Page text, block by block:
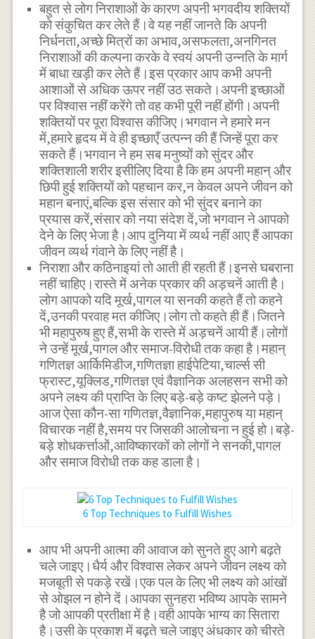
बहुत से लोग निराशाओं के कारण अपनी भगवदीय शक्तियों
को संकुचित कर लेते हैं।वे यह नहीं जानते कि अपनी
निर्धनता,अच्छे मित्रों का अभाव,असफलता,अनगिनत
निराशाओं की कल्पना करके वे स्वयं अपनी उन्नति के मार्ग
में बाधा खड़ी कर लेते हैं।इस प्रकार आप कभी अपनी
आशाओं से अधिक ऊपर नहीं उठ सकते।अपनी इच्छाओं
पर विश्वास नहीं करेंगे तो वह कभी पूरी नहीं होंगी।अपनी
शक्तियों पर पूरा विश्वास कीजिए।भगवान ने हमारे मन
में,हमारे हृदय में वे ही इच्छाएँ उत्पन्न की हैं जिन्हें पूरा कर
सकते हैं।भगवान ने हम सब मनुष्यों को सुंदर और
शक्तिशाली शरीर इसीलिए दिया है कि हम अपनी महान् और
छिपी हुई शक्तियों को पहचान कर,न केवल अपने जीवन को
महान बनाएं,बल्कि इस संसार को भी सुंदर बनाने का
प्रयास करें,संसार को नया संदेश दें,जो भगवान ने आपको
देने के लिए भेजा है।आप दुनिया में व्यर्थ नहीं आए हैं आपका
जीवन व्यर्थ गंवाने के लिए नहीं है।
निराशा और कठिनाइयां तो आती ही रहती हैं।इनसे घबराना
नहीं चाहिए।रास्ते में अनेक प्रकार की अड़चनें आती है।
लोग आपको यदि मूर्ख,पागल या सनकी कहते हैं तो कहने
दें,उनकी परवाह मत कीजिए।लोग तो कहते ही हैं।जितने
भी महापुरुष हुए हैं,सभी के रास्ते में अड़चनें आयी हैं।लोगों
ने उन्हें मूर्ख,पागल और समाज-विरोधी तक कहा है।महान्
गणितज्ञ आर्किमिडीज,गणितज्ञा हाईपेटिया,चार्ल्स सी
फ्रास्ट,यूक्लिड,गणितज्ञ एवं वैज्ञानिक अलहसन सभी को
अपने लक्ष्य की प्राप्ति के लिए बड़े-बड़े कष्ट झेलने पड़े।
आज ऐसा कौन-सा गणितज्ञ,वैज्ञानिक,महापुरुष या महान्
विचारक नहीं है,समय पर जिसकी आलोचना न हुई हो।बड़े-
बड़े शोधकर्त्ताओं,आविष्कारकों को लोगों ने सनकी,पागल
और समाज विरोधी तक कह डाला है।
6 Top Techniques to Fulfill Wishes
आप भी अपनी आत्मा की आवाज को सुनते हुए आगे बढ़ते
चले जाइए।धैर्य और विश्वास लेकर अपने जीवन लक्ष्य को
मजबूती से पकड़े रखें।एक पल के लिए भी लक्ष्य को आंखों
से ओझल न होने दें।आपका सुनहरा भविष्य आपके सामने
है जो आपकी प्रतीक्षा में है।वही आपके भाग्य का सितारा
है।उसी के प्रकाश में बढ़ते चले जाइए अंधकार को चीरते